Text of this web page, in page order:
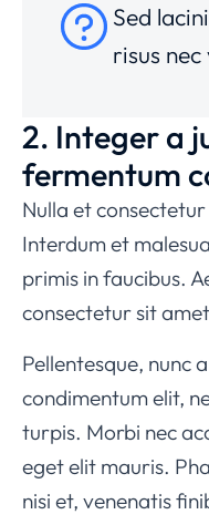
Sed
risus
2. Integer a
fermentum
Nulla et
Interdum et
primis in faucibus.
consectetur sit
Pellentesque, nunc
condimentum elit,
turpis. Morbi nec
eget elit mauris.
nisi et, venenatis